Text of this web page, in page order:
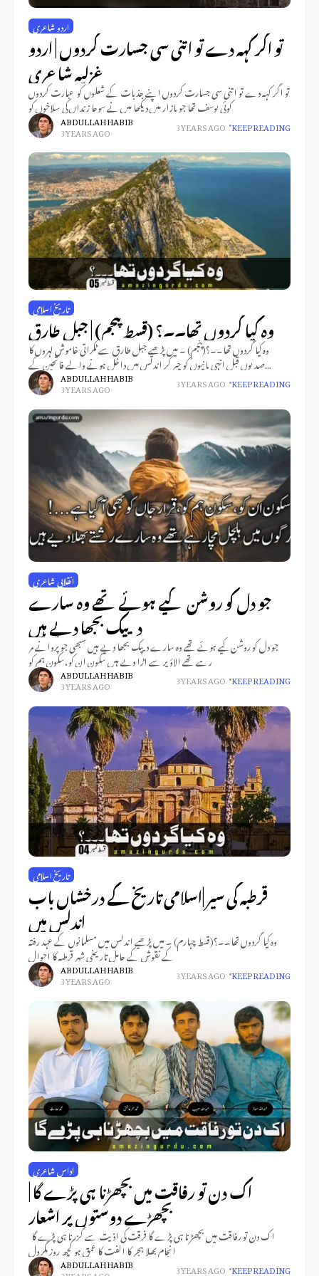
اردو شاعری
تو اگر کہہ دے تو اتنی سی جسارت کردوں | اردو
غزلیہ شاعری
تو اگر کہہ دے تو اتنی سی جسارت کردوں اپنے جذبات کے شعلوں کو عبارت کردوں
کوئی یوسف تھا جو بازار میں دیکھا میں نے سوچا زنداں کی سلاخوں کو
ABDULLAH HABIB
3 YEARS AGO 3 YEARS AGO KEEP READING
تاریخ اسلامی
وہ کیا گردوں تھا۔۔؟ (قسط پنجم) | جبل طارق
وہ کیا گردوں تھا۔۔؟(پنجم) ۔ میں پڑھیے جبل طارق سے ٹکراتی خاموش لہروں کا
صدیوں قبل انہی پانیوں کو چیر کر اندلس میں داخل ہونے والے فاتحین کے
جانشینوں کےABDULLAH HABIB
3 YEARS AGO 3 YEARS AGO KEEP READING
انقلابی شاعری
جو دل کو روشن کیے ہوئے تھے وہ سارے
دیپک بجھا دیے ہیں
جو دل کو روشن کیے ہوئے تھے وہ سارے دیپک بجھا دیے ہیں سبھی جو پروانے مر
رہے تھے الاؤ پر سے اڑا دیے ہیں سکون ان کو،سکون ہم کو
ABDULLAH HABIB
3 YEARS AGO 3 YEARS AGO KEEP READING
تاریخ اسلامی
قرطبہ کی سیر |اسلامی تاریخ کے درخشاں باب
اندلس میں
وہ کیا گردوں تھا۔۔؟(قسط چہارم) ۔ میں پڑھیے اندلس میں مسلمانوں کے عہد رفتہ
کے نقوش کے حامل تاریخی شہر قرطبہ کا احوال
ABDULLAH HABIB
3 YEARS AGO 3 YEARS AGO KEEP READING
اداس شاعری
اک دن تو رفاقت میں بچھڑنا ہی پڑے گا |
بچھڑے دوستوں پر اشعار
اک دن تو رفاقت میں بچھڑنا ہی پڑے گا فرقت کی اذیت سے گزرنا ہی پڑے گا
انجام بھلا ہجر کا الفت کا عمق ہو کچھ روز مگر دل
ABDULLAH HABIB 3 YEARS AGO KEEP READING